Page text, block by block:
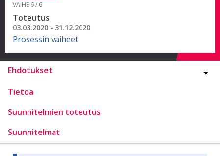
VAIHE 6 / 6
Toteutus
03.03.2020 - 31.12.2020
Prosessin vaiheet
Ehdotukset
Tietoa
Suunnitelmien toteutus
Suunnitelmat